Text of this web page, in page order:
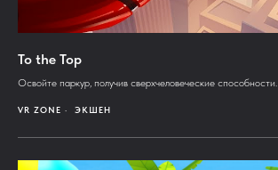
To the Top
Освойте паркур, получив сверхчеловеческие способности.
VR ZONE ЭКШЕН